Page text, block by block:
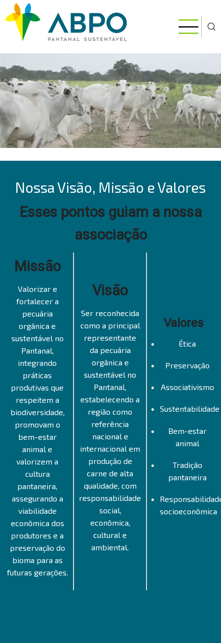
Pular
para
conteúdo
principal
Nossa Visão, Missão e Valores
Esses pontos guiam a nossa
associação
Missão
Valorizar e
fortalecer a
pecuária
orgânica e
sustentável no
Pantanal,
integrando
práticas
produtivas que
respeitem a
biodiversidade,
promovam o
bem-estar
animal e
valorizem a
cultura
pantaneira,
assegurando a
viabilidade
econômica dos
produtores e a
preservação do
bioma para as
futuras gerações.
Visão
Ser reconhecida
como a principal
representante
da pecuária
orgânica e
sustentável no
Pantanal,
estabelecendo a
região como
referência
nacional e
internacional em
produção de
carne de alta
qualidade, com
responsabilidade
social,
econômica,
cultural e
ambiental.
Valores
Ética
Preservação
Associativismo
Sustentabilidade
Bem-estar
animal
Tradição
pantaneira
socioeconômica